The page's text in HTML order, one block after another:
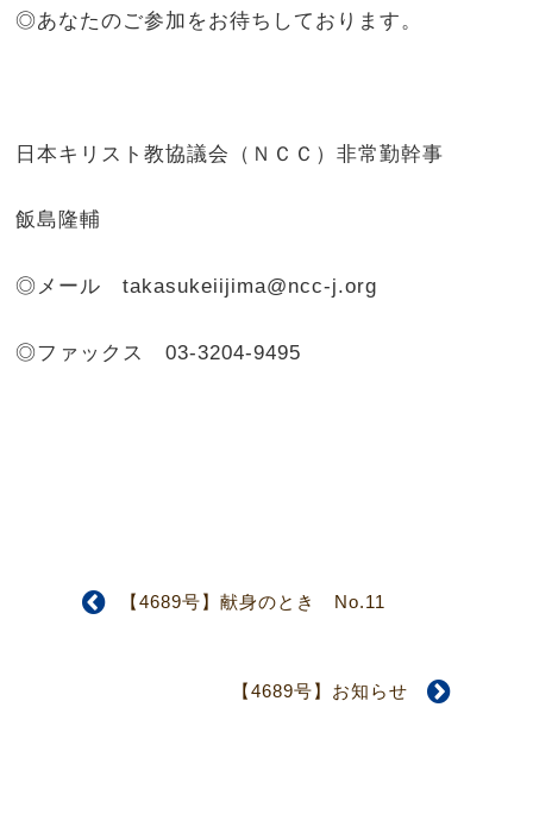
◎あなたのご参加をお待ちしております。
日本キリスト教協議会（ＮＣＣ）非常勤幹事
飯島隆輔
◎メールtakasukeiijima@ncc-j.org
◎ファックス03-3204-9495
【4689号】献身のとき No.11
【4689号】お知らせ